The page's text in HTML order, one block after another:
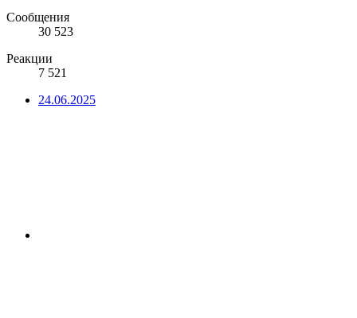
Сообщения
30 523
Реакции
7 521
24.06.2025